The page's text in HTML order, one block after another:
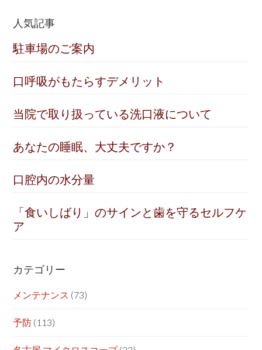
人気記事
駐車場のご案内
口呼吸がもたらすデメリット
当院で取り扱っている洗口液について
あなたの睡眠、大丈夫ですか？
口腔内の水分量
「食いしばり」のサインと歯を守るセルフケ
ア
カテゴリー
メンテナンス (73)
予防 (113)